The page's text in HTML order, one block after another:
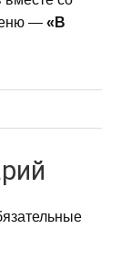
— «В